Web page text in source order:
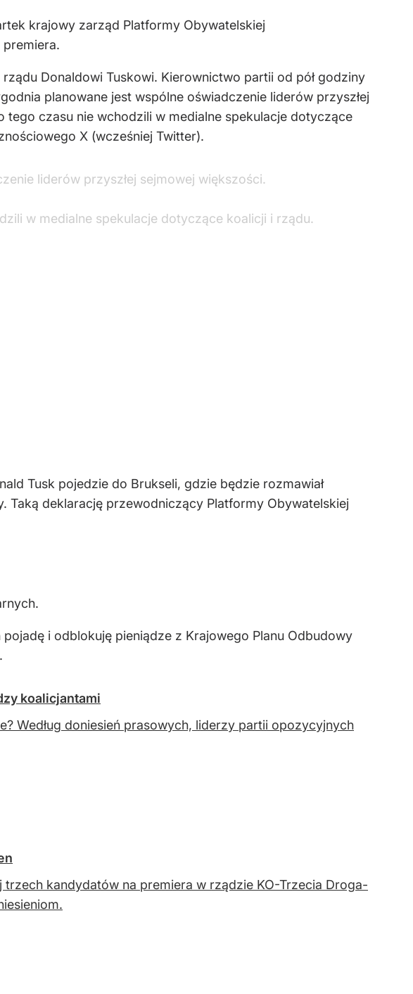
krajowy zarząd Platformy Obywatelskiej
premiera.
Donaldowi Tuskowi. Kierownictwo partii od pół godziny
planowane jest wspólne oświadczenie liderów przyszłej
czasu nie wchodzili w medialne spekulacje dotyczące
X (wcześniej Twitter).
liderów przyszłej sejmowej większości.
w medialne spekulacje dotyczące koalicji i rządu.
Tusk pojedzie do Brukseli, gdzie będzie rozmawiał
Taką deklarację przewodniczący Platformy Obywatelskiej
i odblokuję pieniądze z Krajowego Planu Odbudowy
koalicjantami
Według doniesień prasowych, liderzy partii opozycyjnych
trzech kandydatów na premiera w rządzie KO-Trzecia Droga-